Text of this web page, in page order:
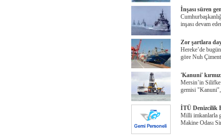
İnşası süren
inşası devam
Zor şartlara
Hereke’de
göre Nuh
'Kanuni'
Mersin’in Silifke
gemisi
İTÜ Denizcilik
Milli imkanlarla
Makine Odası